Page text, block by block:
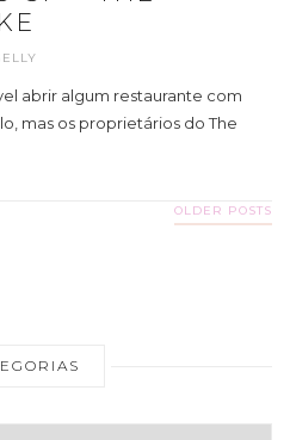
abrir algum restaurante com
mas os proprietários do The
OLDER POSTS